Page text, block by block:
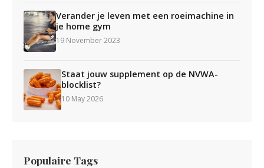
Verander je leven met een roeimachine in
je home gym
19 November 2023
Staat jouw supplement op de NVWA-
blocklist?
10 May 2026
Populaire Tags